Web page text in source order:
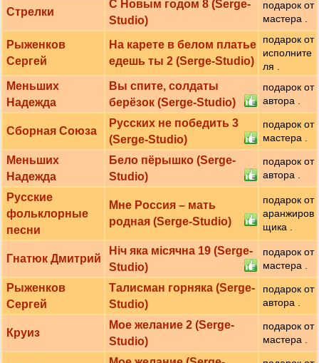
Стрелки
С Новым годом 8 (Serge-
Studio)
подарок от
мастера .
Рыженков
Сергей
На карете в белом платье
едешь ты 2 (Serge-Studio)
подарок от
исполните
ля .
Меньших
Надежда
Вы спите, солдаты
берёзок (Serge-Studio)
подарок от
автора .
Сборная Союза
Русских не победить 3
(Serge-Studio)
подарок от
мастера .
Меньших
Надежда
Бело пёрышко (Serge-
Studio)
подарок от
автора .
Русские
фольклорные
песни
Мне Россия – мать
родная (Serge-Studio)
подарок от
аранжиров
щика .
Гнатюк Дмитрий
Ніч яка місячна 19 (Serge-
Studio)
подарок от
мастера .
Рыженков
Сергей
Талисман горняка (Serge-
Studio)
подарок от
автора .
Круиз
Мое желание 2 (Serge-
Studio)
подарок от
мастера .